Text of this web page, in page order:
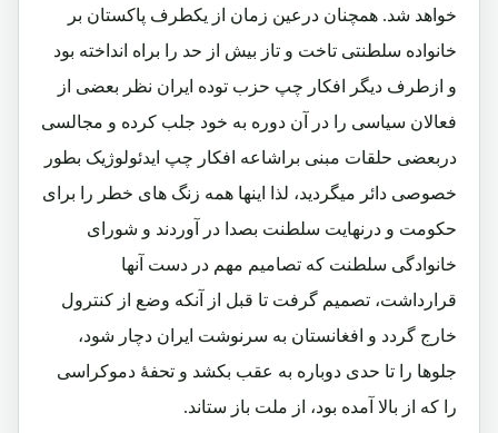
خواهد شد. همچنان درعین زمان از یکطرف پاکستان بر
خانواده سلطنتی تاخت و تاز بیش از حد را براه انداخته بود
و ازطرف دیگر افکار چپ حزب توده ایران نظر بعضی از
فعالان سیاسی را در آن دوره به خود جلب کرده و مجالسی
دربعضی حلقات مبنی براشاعه افکار چپ ایدئولوژیک بطور
خصوصی دائر میگردید، لذا اینها همه زنگ های خطر را برای
حکومت و درنهایت سلطنت بصدا در آوردند و شورای
خانوادگی سلطنت که تصامیم مهم در دست آنها
قرارداشت، تصمیم گرفت تا قبل از آنکه وضع از کنترول
خارج گردد و افغانستان به سرنوشت ایران دچار شود،
جلوها را تا حدی دوباره به عقب بکشد و تحفۀ دموکراسی
را که از بالا آمده بود، از ملت باز ستاند.